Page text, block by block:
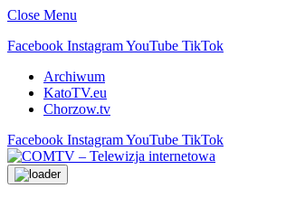
Close Menu
Facebook InstagramYouTube TikTok
Archiwum
KatoTV.eu
Chorzow.tv
Facebook InstagramYouTube TikTok